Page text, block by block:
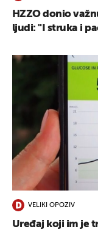
HZZO donio
ljudi: "I struka i
VELIKI OPOZIV
Uređaj koji im je